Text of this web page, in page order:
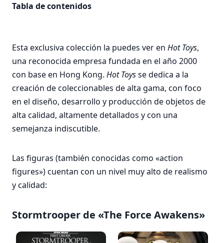
Tabla de contenidos
Esta exclusiva colección la puedes ver en Hot Toys,
una reconocida empresa fundada en el año 2000
con base en Hong Kong. Hot Toysse dedica a la
creación de coleccionables de alta gama, con foco
en el diseño, desarrollo y producción de objetos de
alta calidad, altamente detallados y con una
semejanza indiscutible.
Las figuras (también conocidas como «action
figures») cuentan con un nivel muy alto de realismo
y calidad:
Stormtrooper de «The Force Awakens»